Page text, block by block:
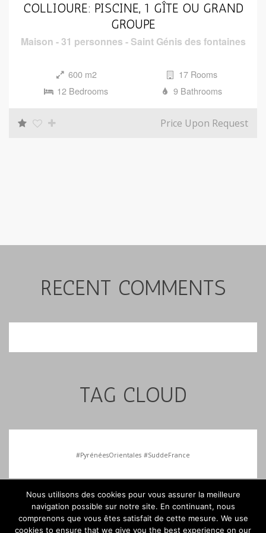
COLLIOURE: PISCINE, 1 GÎTE OU GRAND
GROUPE
Maison - 31 personnes - Saint Génis des fontaines
600 m2
17 Rooms
12 Bedrooms
9 Bathrooms
Price Upon Request
RECENT COMMENTS
TAG CLOUD
#PyrénéesOrientales #SuddeFrance
Nous utilisons des cookies pour vous assurer la meilleure
navigation possible sur notre site. En continuant, nous
comprenons que vous êtes satisfait de cette mesure. We use
cookies to ensure that we give you the best experience on our